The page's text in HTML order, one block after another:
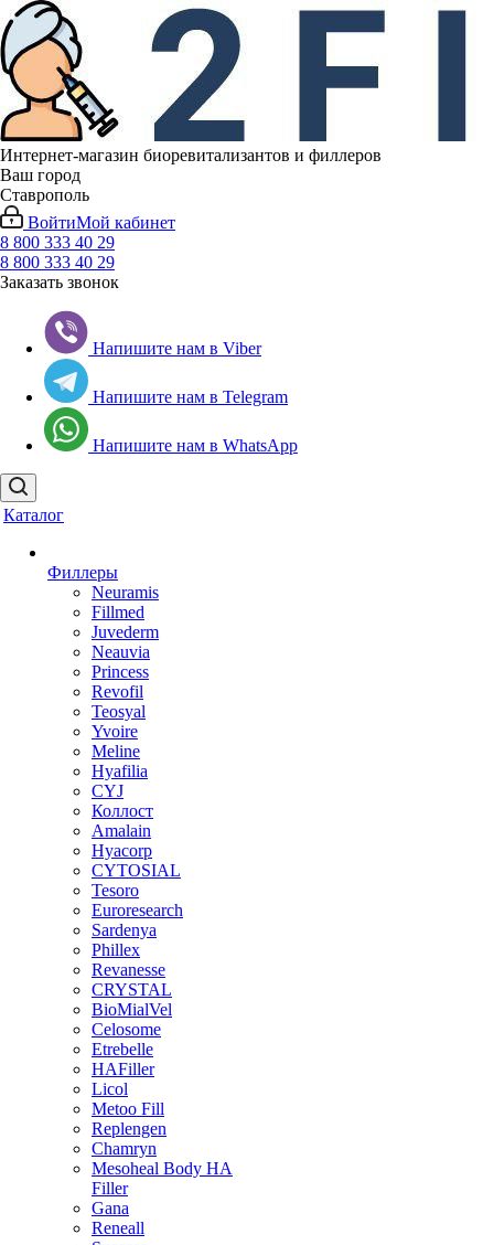
Интернет-магазин биоревитализантов и филлеров
Ваш город
Ставрополь
ВойтиМой кабинет
8 800 333 40 29
8 800 333 40 29
Заказать звонок
Напишите нам в Viber
Напишите нам в Telegram
Напишите нам в WhatsApp
Каталог
Филлеры
Neuramis
Fillmed
Juvederm
Neauvia
Princess
Revofil
Teosyal
Yvoire
Meline
Hyafilia
CYJ
Коллост
Amalain
Hyacorp
CYTOSIAL
Tesoro
Euroresearch
Sardenya
Phillex
Revanesse
CRYSTAL
BioMialVel
Celosome
Etrebelle
HAFiller
Licol
Metoo Fill
Replengen
Chamryn
Mesoheal Body HA
Filler
Gana
Reneall